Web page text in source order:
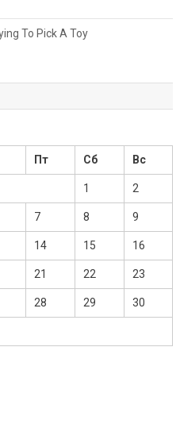
To Pick A Toy
Пт Сб Вс
1 2
7 8 9
14 15 16
21 22 23
28 29 30